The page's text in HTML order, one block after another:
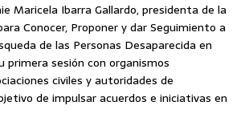
Maricela Ibarra Gallardo, presidenta de la
Conocer, Proponer y dar Seguimiento a
de las Personas Desaparecida en
primera sesión con organismos
civiles y autoridades de
de impulsar acuerdos e iniciativas en